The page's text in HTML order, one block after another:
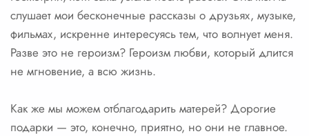
слушает мои бесконечные рассказы о друзьях, музыке,
фильмах, искренне интересуясь тем, что волнует меня.
Разве это не героизм? Героизм любви, который длится
не мгновение, а всю жизнь.
Как же мы можем отблагодарить матерей? Дорогие
подарки — это, конечно, приятно, но они не главное.